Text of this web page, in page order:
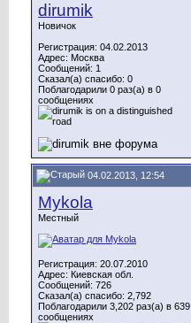
dirumik
Новичок
Регистрация: 04.02.2013
Адрес: Москва
Сообщений: 1
Сказал(а) спасибо: 0
Поблагодарили 0 раз(а) в 0
сообщениях
04.02.2013, 12:54
Mykola
Местный
Регистрация: 20.07.2010
Адрес: Киевская обл.
Сообщений: 726
Сказал(а) спасибо: 2,792
Поблагодарили 3,202 раз(а) в 639
сообщениях